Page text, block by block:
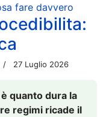
fare davvero
27 Luglio 2026
quanto dura la
regimi ricade il